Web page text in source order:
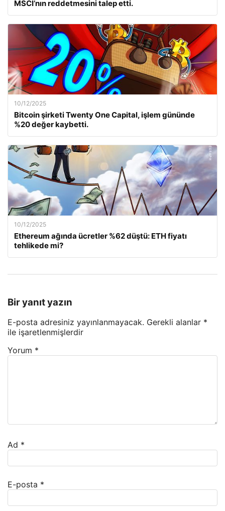
MSCI’nın reddetmesini talep etti.
10/12/2025
Bitcoin şirketi Twenty One Capital, işlem gününde
%20 değer kaybetti.
10/12/2025
Ethereum ağında ücretler %62 düştü: ETH fiyatı
tehlikede mi?
Bir yanıt yazın
E-posta adresiniz yayınlanmayacak. Gerekli alanlar *
ile işaretlenmişlerdir
Yorum *
Ad *
E-posta *